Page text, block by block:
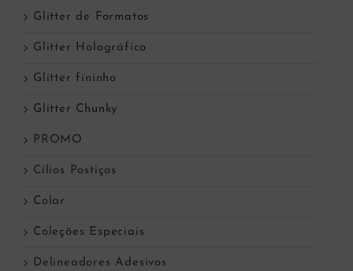
Glitter de Formatos
Glitter Holográfico
Glitter fininho
Glitter Chunky
PROMO
Cílios Postiços
Colar
Coleções Especiais
Delineadores Adesivos